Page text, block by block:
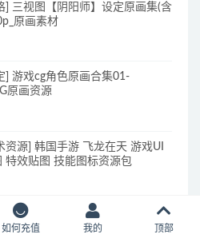
] 三视图【阴阳师】设定原画集(含
原画素材
] 游戏cg角色原画合集01-
原画资源
资源] 韩国手游 飞龙在天 游戏UI
特效贴图 技能图标资源包
]暴雪游戏美术资源【守望先锋】
-CG-场景-动画-场景概念设定集三
如何充值 我的 顶部